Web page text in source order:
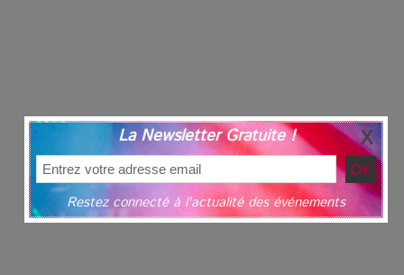
La Newsletter Gratuite !
Restez connecté à l'actualité des événements